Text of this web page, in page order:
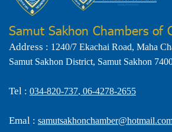
Samut Sakhon Chambers of
Address : 1240/7 Ekachai Road, Maha
Samut Sakhon District, Samut Sakhon
Tel : 034-820-737, 06-4278-2655
Emal :